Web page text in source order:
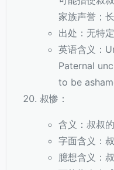
家族声誉；
出处：无特
英语含义：
Paternal
to be
叔惨：
含义：叔叔
字面含义：
臆想含义：